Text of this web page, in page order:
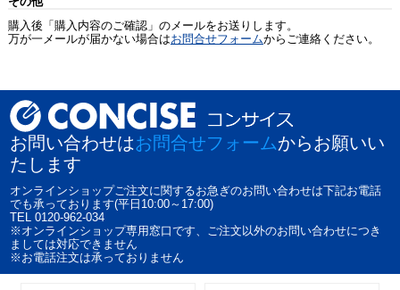
購入後「購入内容のご確認」のメールをお送りします。
万が一メールが届かない場合はお問合せフォームからご連絡ください。
お問い合わせはお問合せフォームからお願いい
たします
オンラインショップご注文に関するお急ぎのお問い合わせは下記お電話
でも承っております(平日10:00～17:00)
TEL 0120-962-034
※オンラインショップ専用窓口です、ご注文以外のお問い合わせにつき
ましては対応できません
※お電話注文は承っておりません